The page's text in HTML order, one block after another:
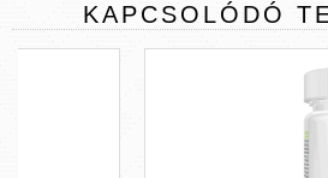
KAPCSOLÓDÓ